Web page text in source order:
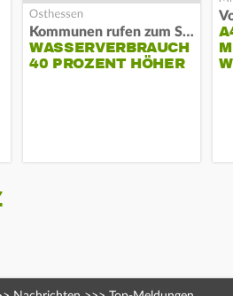
Kommunen rufen zum Sparen auf
WASSERVERBRAUCH
40 PROZENT HÖHER